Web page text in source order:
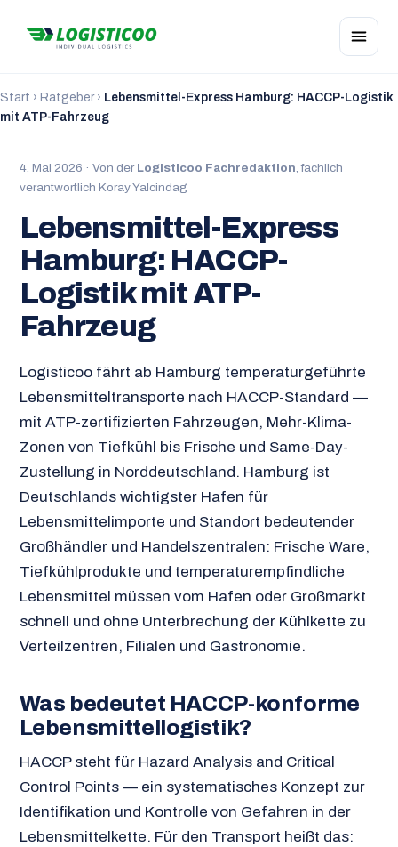
Start › Ratgeber› Lebensmittel-Express Hamburg: HACCP-Logistik
mit ATP-Fahrzeug
4. Mai 2026 · Von der Logisticoo Fachredaktion, fachlich
verantwortlich Koray Yalcindag
Lebensmittel-Express
Hamburg: HACCP-
Logistik mit ATP-
Fahrzeug
Logisticoo fährt ab Hamburg temperaturgeführte
Lebensmitteltransporte nach HACCP-Standard —
mit ATP-zertifizierten Fahrzeugen, Mehr-Klima-
Zonen von Tiefkühl bis Frische und Same-Day-
Zustellung in Norddeutschland. Hamburg ist
Deutschlands wichtigster Hafen für
Lebensmittelimporte und Standort bedeutender
Großhändler und Handelszentralen: Frische Ware,
Tiefkühlprodukte und temperaturempfindliche
Lebensmittel müssen vom Hafen oder Großmarkt
schnell und ohne Unterbrechung der Kühlkette zu
Verteilzentren, Filialen und Gastronomie.
Was bedeutet HACCP-konforme
Lebensmittellogistik?
HACCP steht für Hazard Analysis and Critical
Control Points — ein systematisches Konzept zur
Identifikation und Kontrolle von Gefahren in der
Lebensmittelkette. Für den Transport heißt das: